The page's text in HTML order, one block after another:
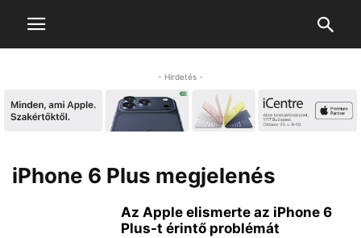
- Hirdetés -
iPhone 6 Plus megjelenés
Az Apple elismerte az iPhone 6
Plus-t érintő problémát